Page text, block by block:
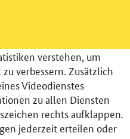
und Energie
verstehen, um
verbessern. Zusätzlich
Videodienstes
zu allen Diensten
rechts aufklappen.
jederzeit erteilen oder